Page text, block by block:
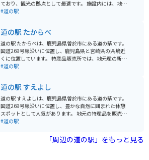
ており、観光の拠点として最適です。 施設内には、地元
の特産品を販売するショップやレストランがあり、霧島
で訪れる場合は、駐車場も広く、休憩場所としても最適
です。周辺には、霧島スカイラインやえびの高原など、
絶景を眺めながら走ることができるワインディングロー
ドも多いため、ツーリングにもおすすめです。 霧島は、
温泉や雄大な自然、歴史を感じられるスポットなど魅力
#道の駅
道の駅 たからべ
道の駅 たからべは、鹿児島県曽於市にある道の駅です。
国道269号線沿いに位置し、鹿児島県と宮崎県の県境近
くに位置しています。 特産品販売所では、地元産の新鮮
な野菜や果物をはじめ、焼酎、お茶、お惣菜などが販売
人気です。また、物産館には、地元の工芸品や特産品が
並びます。 バイクで訪れる場合、道の駅 たからべは、広
い駐車場が完備されているので安心して駐車できます。
また、周辺には、雄大な霧島連山を望むことができるな
ど、ツーリングの休憩場所としても最適です。 道の駅 た
#道の駅
道の駅 すえよし
道の駅 すえよしは、鹿児島県曽於市にある道の駅です。
国道269号線沿いに位置し、豊かな自然に囲まれた休憩
スポットとして人気があります。 地元の特産品を販売す
る物産館では、新鮮な野菜や果物、加工品などが手に入
で、ブランド豚「曽於さくらポーク」を使ったメンチカ
ツやコロッケなどの軽食もおすすめです。また、レスト
#道の駅
「周辺の道の駅」をもっと見る